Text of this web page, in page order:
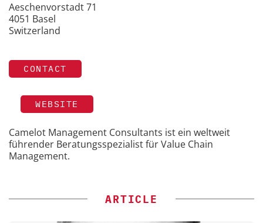
Aeschenvorstadt 71
4051 Basel
Switzerland
CONTACT
WEBSITE
Camelot Management Consultants ist ein weltweit
führender Beratungsspezialist für Value Chain
Management.
ARTICLE